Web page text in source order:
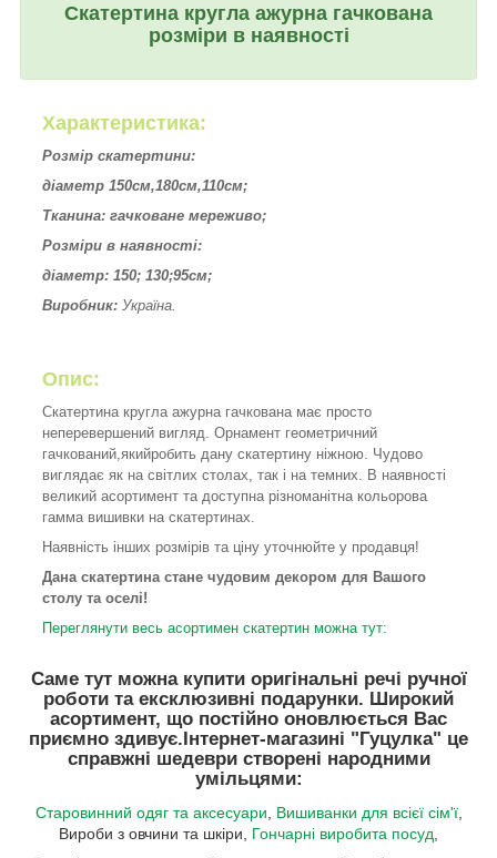
Скатертина кругла ажурна гачкована
розміри в наявності
Характеристика:
Розмір скатертини:
діаметр 150см,180см,110см;
Тканина: гачковане мереживо;
Розміри в наявності:
діаметр: 150; 130;95см;
Виробник: Україна.
Опис:
Скатертина кругла ажурна гачкована має просто
неперевершений вигляд. Орнамент геометричний
гачкований,якийробить дану скатертину ніжною. Чудово
виглядає як на світлих столах, так і на темних. В наявності
великий асортимент та доступна різноманітна кольорова
гамма вишивки на скатертинах.
Наявність інших розмірів та ціну уточнюйте у продавця!
Дана скатертина стане чудовим декором для Вашого
столу та оселі!
Переглянути весь асортимен скатертин можна тут:
Саме тут можна купити оригінальні речі ручної
роботи та ексклюзивні подарунки. Широкий
асортимент, що постійно оновлюється Вас
приємно здивує. Інтернет-магазині "Гуцулка" це
справжні шедеври створені народними
умільцями:
Старовинний одяг та аксесуари Вишиванки для всієї сім'ї,
Вироби з овчини та шкіри,
Гончарні виробита посуд